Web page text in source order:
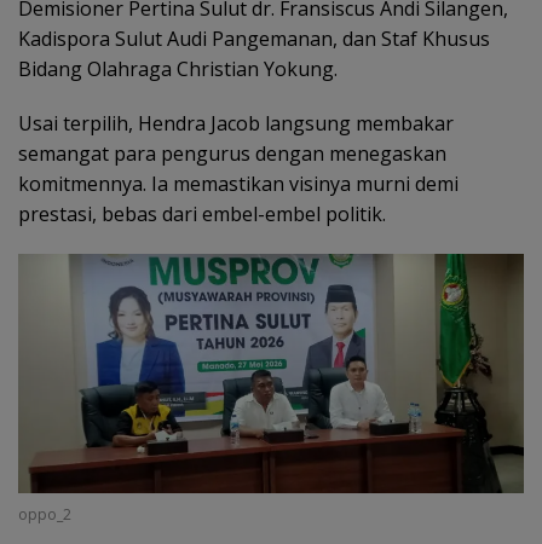
Demisioner Pertina Sulut dr. Fransiscus Andi Silangen,
Kadispora Sulut Audi Pangemanan, dan Staf Khusus
Bidang Olahraga Christian Yokung.
Usai terpilih, Hendra Jacob langsung membakar
semangat para pengurus dengan menegaskan
komitmennya. Ia memastikan visinya murni demi
prestasi, bebas dari embel-embel politik.
oppo_2